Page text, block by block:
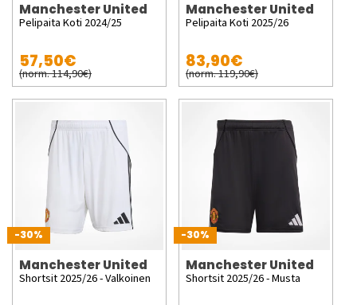
Manchester United
Pelipaita Koti 2024/25
57,50€
(norm. 114,90€)
Manchester United
Pelipaita Koti 2025/26
83,90€
(norm. 119,90€)
-30%
Manchester United
Shortsit 2025/26 - Valkoinen
-30%
Manchester United
Shortsit 2025/26 - Musta